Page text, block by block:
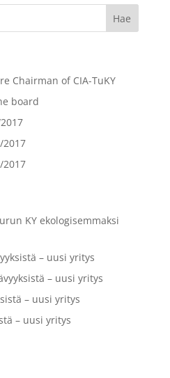
Chairman of CIA-TuKY
board
2017
2017
KY ekologisemmaksi
– uusi yritys
– uusi yritys
– uusi yritys
– uusi yritys